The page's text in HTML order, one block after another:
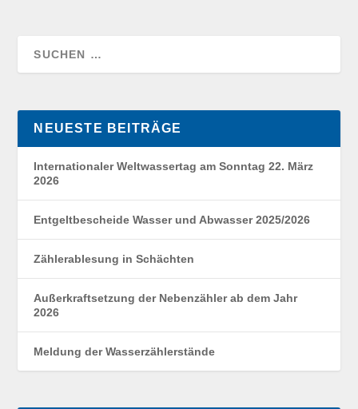
NEUESTE BEITRÄGE
Internationaler Weltwassertag am Sonntag 22. März
2026
Entgeltbescheide Wasser und Abwasser 2025/2026
Zählerablesung in Schächten
Außerkraftsetzung der Nebenzähler ab dem Jahr
2026
Meldung der Wasserzählerstände